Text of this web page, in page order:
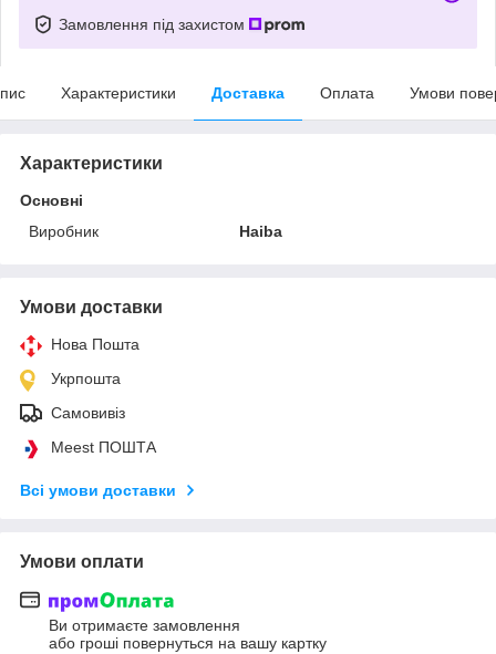
Замовлення під захистом
Характеристики Доставка Оплата Умови
Характеристики
Основні
Виробник
Haiba
Умови доставки
Нова Пошта
Укрпошта
Самовивіз
Meest ПОШТА
Всі умови доставки
Умови оплати
Ви отримаєте замовлення
або гроші повернуться на вашу картку